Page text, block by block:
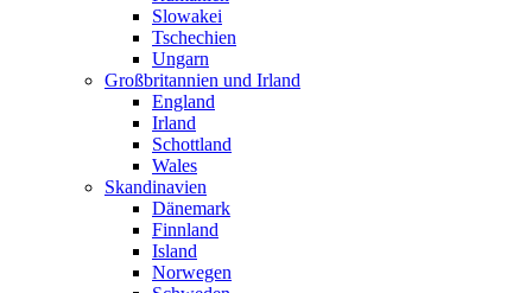
Slowakei
Tschechien
Ungarn
Großbritannien und Irland
England
Irland
Schottland
Wales
Skandinavien
Dänemark
Finnland
Island
Norwegen